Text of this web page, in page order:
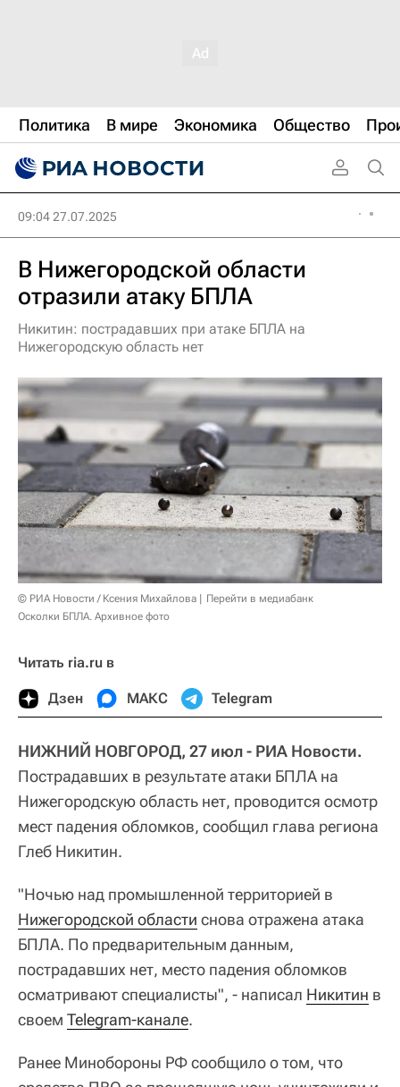
Политика В мире Экономика Общество
09:04 27.07.2025
В Нижегородской области
отразили атаку БПЛА
Никитин: пострадавших при атаке БПЛА на
Нижегородскую область нет
© РИА Новости / Ксения Михайлова
Перейти в медиабанк
Осколки БПЛА. Архивное фото
Читать ria.ru в
Дзен МАКС Telegram
НИЖНИЙ НОВГОРОД, 27 июл - РИА Новости.
Пострадавших в результате атаки БПЛА на
Нижегородскую область нет, проводится осмотр
мест падения обломков, сообщил глава региона
Глеб Никитин.
"Ночью над промышленной территорией в
Нижегородской области снова отражена атака
БПЛА. По предварительным данным,
пострадавших нет, место падения обломков
осматривают специалисты", - написал Никитин в
своем Telegram-канале.
Ранее Минобороны РФ сообщило о том, что